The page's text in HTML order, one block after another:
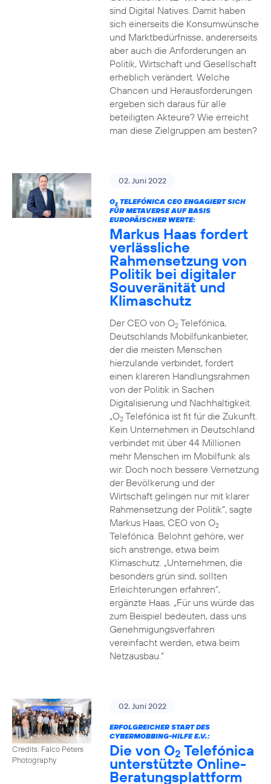
sind Digital Natives. Damit haben
sich einerseits die Konsumwünsche
und Marktbedürfnisse, andererseits
aber auch die Anforderungen an
Politik, Wirtschaft und Gesellschaft
erheblich verändert. Welche
Chancen und Herausforderungen
ergeben sich daraus für alle
beteiligten Akteure? Wie erreicht
man diese Zielgruppen am besten?
02. Juni 2022
O2TELEFÓNICA CEO ENGAGIERT SICH
FÜR METAVERSE AUF BASIS
EUROPÄISCHER WERTE:
Markus Haas fordert
verlässliche
Rahmensetzung von
Politik bei digitaler
Souveränität und
Klimaschutz
Der CEO von O2Telefónica,
Deutschlands Mobilfunkanbieter,
der die meisten Menschen
hierzulande verbindet, fordert
einen klareren Handlungsrahmen
von der Politik in Sachen
Digitalisierung und Nachhaltigkeit.
„O2Telefónica ist fit für die Zukunft.
Kein Unternehmen in Deutschland
verbindet mit über 44 Millionen
mehr Menschen im Mobilfunk als
wir. Doch noch bessere Vernetzung
der Bevölkerung und der
Wirtschaft gelingen nur mit klarer
Rahmensetzung der Politik“, sagte
Markus Haas, CEO von O2
Telefónica. Belohnt gehöre, wer
sich anstrenge, etwa beim
Klimaschutz. „Unternehmen, die
besonders grün sind, sollten
Erleichterungen erfahren“,
ergänzte Haas. „Für uns würde das
zum Beispiel bedeuten, dass uns
Genehmigungsverfahren
vereinfacht werden, etwa beim
Netzausbau.“
Credits: Falco Peters
Photography
02. Juni 2022
ERFOLGREICHER START DES
CYBERMOBBING-HILFE E.V.:
Die von O2 Telefónica
unterstützte Online-
Beratungsplattform